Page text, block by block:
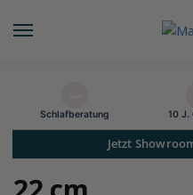
Schlaf­beratung 10 J.
Jetzt